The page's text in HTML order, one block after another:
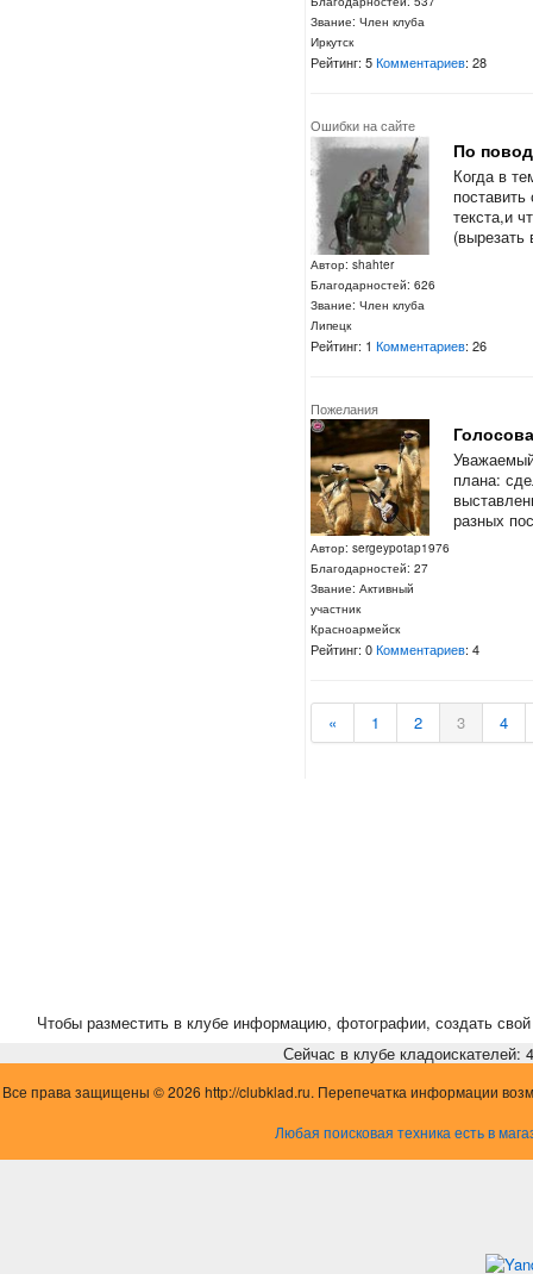
Звание: Член клуба
Иркутск
Рейтинг: 5Комментариев: 28
Ошибки на сайте
Автор: shahter
Благодарностей: 626
Звание: Член клуба
Липецк
По
Когда в
текста,и
(вырезать
Рейтинг: 1Комментариев: 26
Пожелания
Автор: sergeypotap1976
Благодарностей: 27
Звание: Активный
участник
Красноармейск
плана:
разных
Рейтинг: 0Комментариев: 4
« 1 2 3 4
Чтобы разместить в клубе информацию, фотографии, создать свой
Сейчас в клубе кладоискателей:
Все права защищены © 2026 http://clubklad.ru. Перепечатка информации
Любая поисковая техника есть в